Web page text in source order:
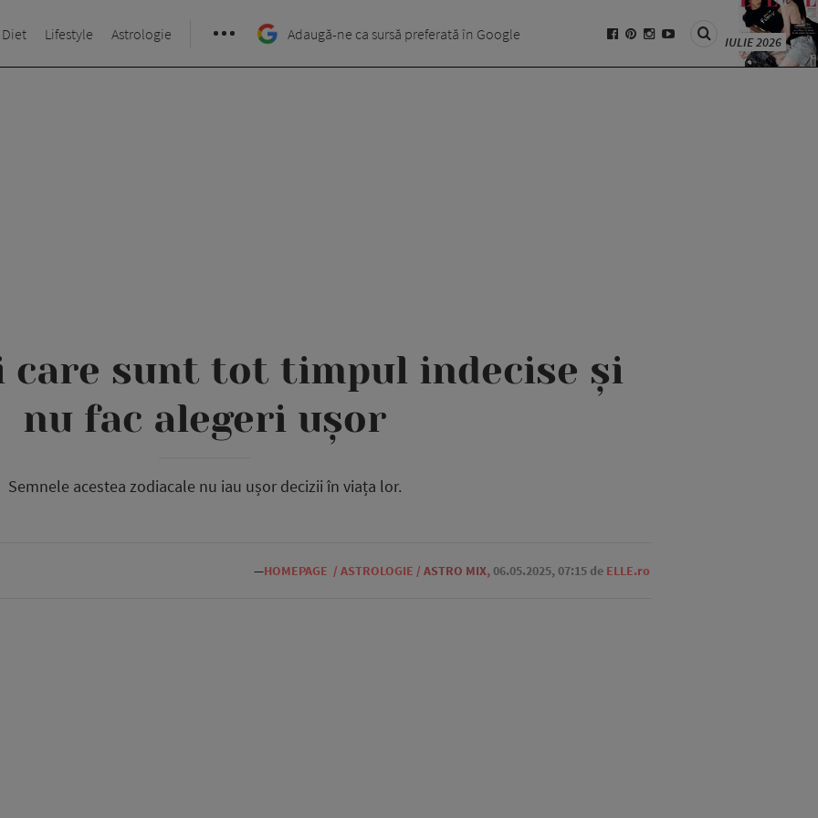
Diet Lifestyle Astrologie Adaugă-ne ca sursă preferată în Google IULIE 2026
care sunt tot timpul indecise și
nu fac alegeri ușor
Semnele acestea zodiacale nu iau ușor decizii în viața lor.
—HOMEPAGE / ASTROLOGIE / ASTRO MIX,06.05.2025, 07:15 de ELLE.ro